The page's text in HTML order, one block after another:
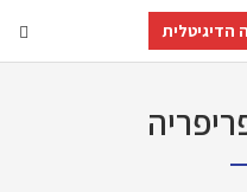
הדיגיטלית